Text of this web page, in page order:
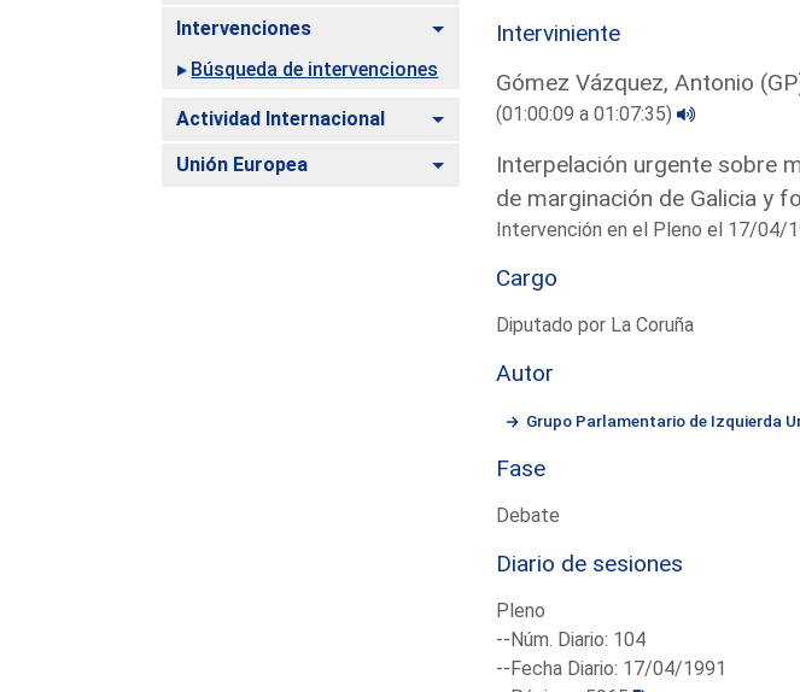
Intervenciones
Alternar
Búsqueda de intervenciones
Actividad Internacional Alternar
Unión Europea Alternar
Interviniente
Gómez Vázquez, Antonio
(01:00:09 a 01:07:35)
Interpelación urgente sobre
de marginación de Galicia y
Intervención en el Pleno el 17/04/
Cargo
Diputado por La Coruña
Autor
Grupo Parlamentario de Izquierda
Fase
Debate
Diario de sesiones
Pleno
--Núm. Diario: 104
--Fecha Diario: 17/04/1991